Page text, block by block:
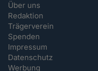
Über uns
Redaktion
Trägerverein
Spenden
Impressum
Datenschutz
Werbung